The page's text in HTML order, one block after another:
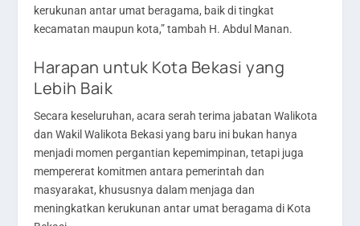
kerukunan antar umat beragama, baik di tingkat
kecamatan maupun kota,” tambah H. Abdul Manan.
Harapan untuk Kota Bekasi yang
Lebih Baik
Secara keseluruhan, acara serah terima jabatan Walikota
dan Wakil Walikota Bekasi yang baru ini bukan hanya
menjadi momen pergantian kepemimpinan, tetapi juga
mempererat komitmen antara pemerintah dan
masyarakat, khususnya dalam menjaga dan
meningkatkan kerukunan antar umat beragama di Kota